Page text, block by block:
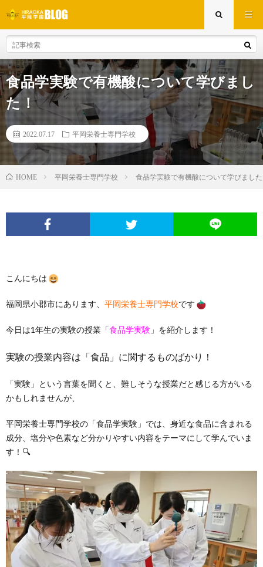
食品学実験で有機酸について学びまし
た！
2022.07.17 平岡栄養士専門学校
HOME 平岡栄養士専門学校 食品学実験で有機酸について学びまし
こんにちは
福岡県小郡市にあります、 平岡栄養士専門学校です
今日は1年生の実験の授業「食品学実験 」を紹介します！
実験の授業内容は「食品」に関するものばかり！
「実験」という言葉を聞くと、難しそうな授業だと感じる方がいる
かもしれませんが、
平岡栄養士専門学校の「食品学実験」では、身近な食品に含まれる
成分、塩分や色素など分かりやすい内容をテーマにして学んでいま
す！🔍